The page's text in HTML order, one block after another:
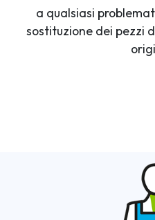
a qualsiasi
sostituzione dei pezzi